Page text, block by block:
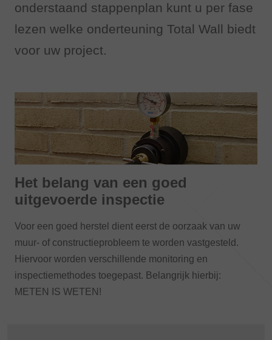
onderstaand stappenplan kunt u per fase
lezen welke onderteuning Total Wall biedt
voor uw project.
Het belang van een goed
uitgevoerde inspectie
Voor een goed herstel dient eerst de oorzaak van uw
muur- of constructieprobleem te worden vastgesteld.
Hiervoor worden verschillende monitoring en
inspectiemethodes toegepast. Belangrijk hierbij:
METEN IS WETEN!